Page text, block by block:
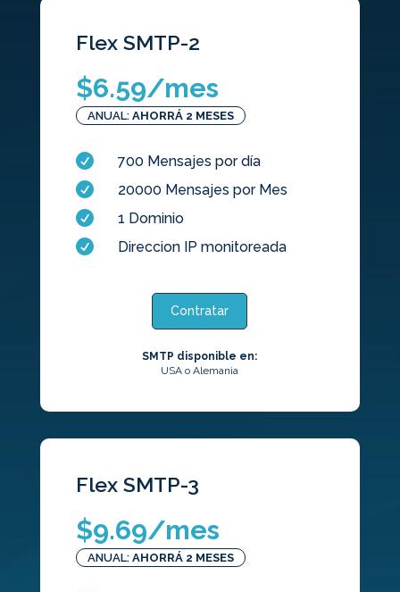
Flex SMTP-2
$6.59/mes
ANUAL: AHORRÁ 2 MESES
 700 Mensajes por día
 20000 Mensajes por Mes
 1 Dominio
 Direccion IP monitoreada
Contratar
SMTP disponible en:
USA o Alemania
Flex SMTP-3
$9.69/mes
ANUAL: AHORRÁ 2 MESES